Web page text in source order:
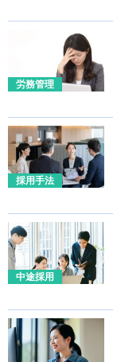
労務管理
採用手法
中途採用